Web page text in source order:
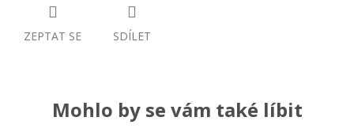
ZEPTAT SE SDÍLET
Mohlo by se vám také líbit